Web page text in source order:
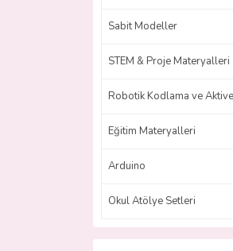
Sabit Modeller
STEM & Proje Materyalleri
Robotik Kodlama ve
Eğitim Materyalleri
Arduino
Okul Atölye Setleri